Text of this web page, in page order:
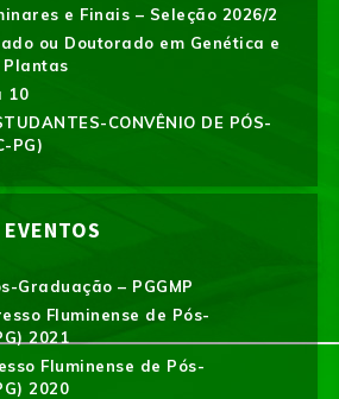
e Finais – Seleção 2026/2
ou Doutorado em Genética e
Plantas
10
CONVÊNIO DE PÓS-
PG)
Graduação – PGGMP
Fluminense de Pós-
2021
Fluminense de Pós-
2020